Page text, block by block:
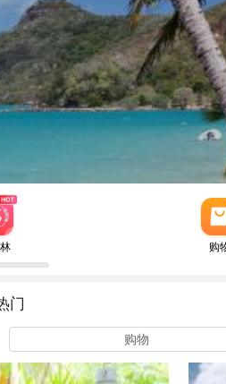
购
门
购物